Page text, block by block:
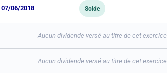
07/06/2018 Solde
Aucun dividende versé au titre de cet exercice
Aucun dividende versé au titre de cet exercice